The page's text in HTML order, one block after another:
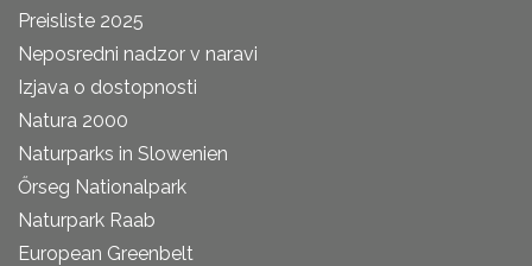
Preisliste 2025
Neposredni nadzor v naravi
Izjava o dostopnosti
Natura 2000
Naturparks in Slowenien
Őrseg Nationalpark
Naturpark Raab
European Greenbelt